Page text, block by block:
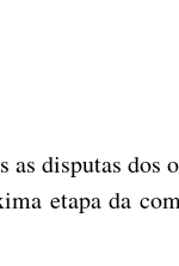
disputas
etapa da